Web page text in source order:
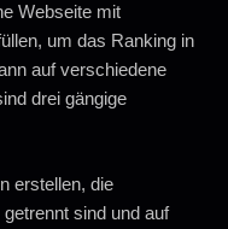
Webseite mit
um das Ranking in
auf verschiedene
drei gängige
erstellen, die
sind und auf